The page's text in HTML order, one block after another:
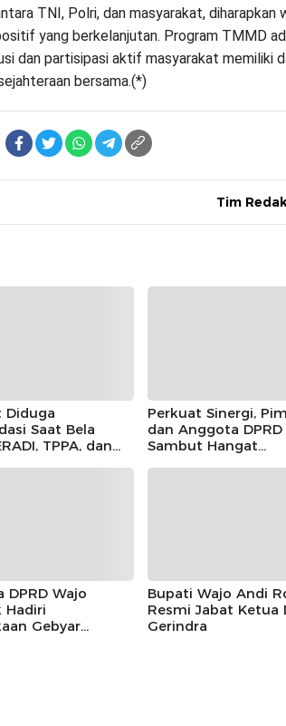
TNI, Polri, dan masyarakat, diharapkan
yang berkelanjutan. Program TMMD
dan partisipasi aktif masyarakat memiliki
bersama.(*)
Tim
Diduga
Saat Bela
TPPA, dan
Perkuat Sinergi,
dan Anggota DPRD
Sambut Hangat
DPRD Wajo
Hadiri
Gebyar
Bupati Wajo Andi
Resmi Jabat Ketua
Gerindra